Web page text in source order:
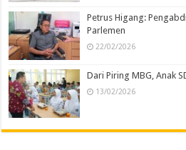
Petrus Higang:
Parlemen
22/02/2026
Dari Piring MBG, Anak
13/02/2026